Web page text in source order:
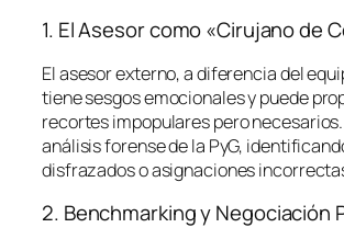
1. El Asesor como «Cirujano de
El asesor externo, a diferencia del
tiene sesgos emocionales y puede
recortes impopulares pero
análisis forense de la PyG,
disfrazados o asignaciones
2. Benchmarking y Negociación